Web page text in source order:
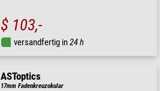
$ 103,-
versandfertig in24 h
ASToptics
17mm Fadenkreuzokular